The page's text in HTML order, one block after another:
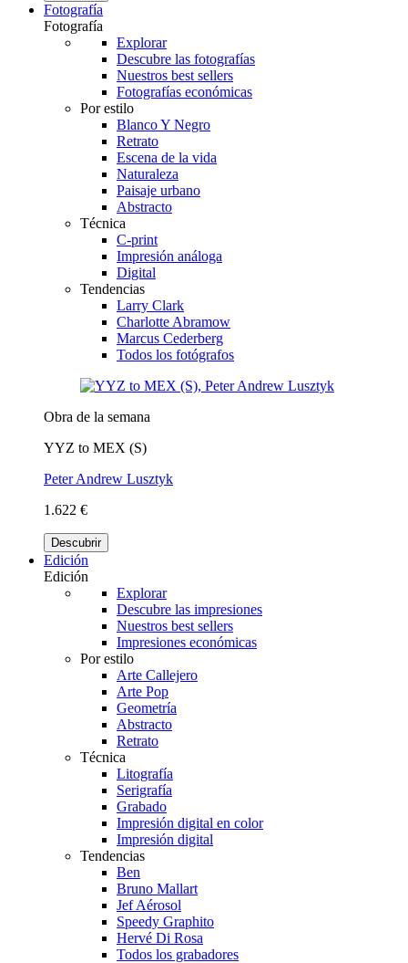
Fotografía
Fotografía
Explorar
Descubre las fotografías
Nuestros best sellers
Fotografías económicas
Por estilo
Blanco Y Negro
Retrato
Escena de la vida
Naturaleza
Paisaje urbano
Abstracto
Técnica
C-print
Impresión análoga
Digital
Tendencias
Larry Clark
Charlotte Abramow
Marcus Cederberg
Todos los fotógrafos
Obra de la semana
YYZ to MEX (S)
Peter Andrew Lusztyk
1.622 €
Descubrir
Edición
Edición
Explorar
Descubre las impresiones
Nuestros best sellers
Impresiones económicas
Por estilo
Arte Callejero
Arte Pop
Geometría
Abstracto
Retrato
Técnica
Litografía
Serigrafía
Grabado
Impresión digital en color
Impresión digital
Tendencias
Ben
Bruno Mallart
Jef Aérosol
Speedy Graphito
Hervé Di Rosa
Todos los grabadores